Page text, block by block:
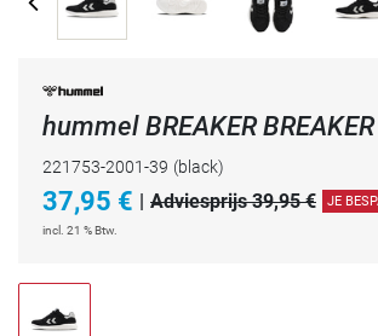
hummel BREAKER
221753-2001-39 (black)
37,95 € | Adviesprijs 39,95 € JE
incl. 21 % Btw.